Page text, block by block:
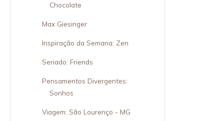
Chocolate
Max Giesinger
Inspiração da Semana: Zen
Seriado: Friends
Pensamentos Divergentes:
Sonhos
Viagem: São Lourenço - MG